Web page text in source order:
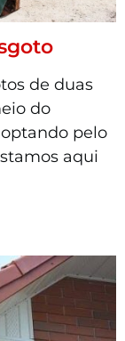
de duas
do
pelo
aqui